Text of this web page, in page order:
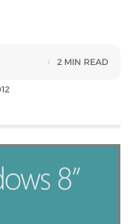
2 MIN READ